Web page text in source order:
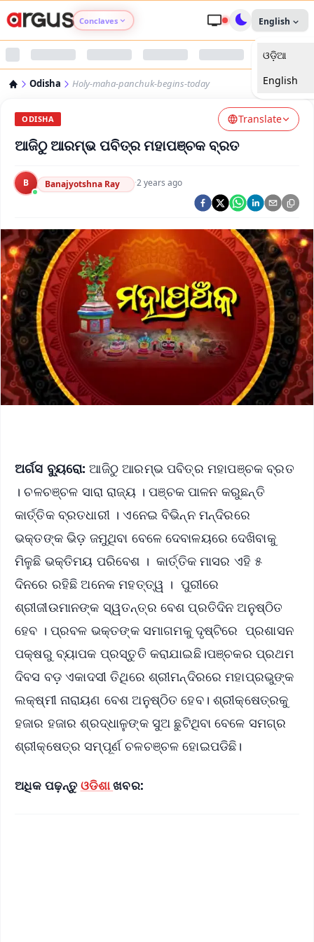
Conclaves
Argus Nari Shakti
Argus Swaad Odisha
Argus Chalo Dekhein Apna Desh
English
ଓଡ଼ିଆ
English
Odisha Holy-maha-panchuk-begins-today
ODISHA Translate
ଆଜିଠୁ ଆରମ୍ଭ ପବିତ୍ର ମହାପଞ୍ଚକ ବ୍ରତ
B Banajyotshna Ray ·2 years ago
ଅର୍ଗସ ବ୍ୟୁରୋ: ଆଜିଠୁ ଆରମ୍ଭ ପବିତ୍ର ମହାପଞ୍ଚକ ବ୍ରତ
। ଚଳଚଞ୍ଚଳ ସାରା ରାଜ୍ୟ । ପଞ୍ଚକ ପାଳନ କରୁଛନ୍ତି
କାର୍ତ୍ତିକ ବ୍ରତଧାରୀ । ଏନେଇ ବିଭିନ୍ନ ମନ୍ଦିରରେ
ଭକ୍ତଙ୍କ ଭିଡ଼ ଜମୁଥିବା ବେଳେ ଦେବାଳୟରେ ଦେଖିବାକୁ
ମିଳୁଛି ଭକ୍ତିମୟ ପରିବେଶ । କାର୍ତ୍ତିକ ମାସର ଏହି ୫
ଦିନରେ ରହିଛି ଅନେକ ମହତ୍ତ୍ୱ । ପୁରୀରେ
ଶ୍ରୀଜୀଉମାନଙ୍କ ସ୍ୱତନ୍ତ୍ର ବେଶ ପ୍ରତିଦିନ ଅନୁଷ୍ଠିତ
ହେବ । ପ୍ରବଳ ଭକ୍ତଙ୍କ ସମାଗମକୁ ଦୃଷ୍ଟିରେ ପ୍ରଶାସନ
ପକ୍ଷରୁ ବ୍ୟାପକ ପ୍ରସ୍ତୁତି କରାଯାଇଛି।ପଞ୍ଚକର ପ୍ରଥମ
ଦିବସ ବଡ଼ ଏକାଦସୀ ତିଥିରେ ଶ୍ରୀମନ୍ଦିରରେ ମହାପ୍ରଭୁଙ୍କ
ଲକ୍ଷ୍ମୀ ନାରାୟଣ ବେଶ ଅନୁଷ୍ଠିତ ହେବ। ଶ୍ରୀକ୍ଷେତ୍ରକୁ
ହଜାର ହଜାର ଶ୍ରଦ୍ଧାଳୁଙ୍କ ସୁଅ ଛୁଟିଥିବା ବେଳେ ସମଗ୍ର
ଶ୍ରୀକ୍ଷେତ୍ର ସମ୍ପୂର୍ଣ ଚଳଚଞ୍ଚଳ ହୋଇପଡିଛି।
ଅଧିକ ପଢ଼ନ୍ତୁ ଓଡିଶାଖବର: